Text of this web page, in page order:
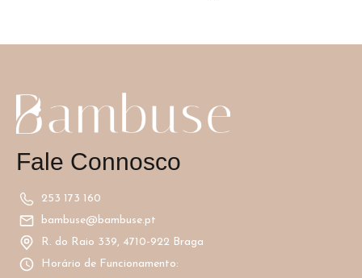
Fale Connosco
253 173 160
bambuse@bambuse.pt
R. do Raio 339, 4710-922 Braga
Horário de Funcionamento: